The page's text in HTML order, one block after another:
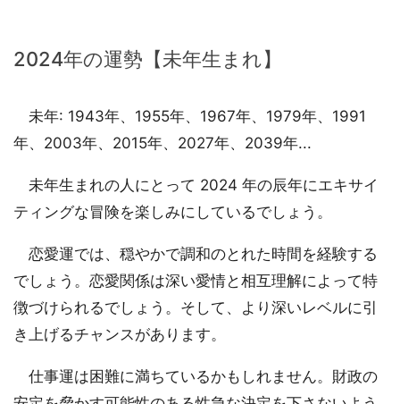
2024年の運勢【未年生まれ】
未年: 1943年、1955年、1967年、1979年、1991
年、2003年、2015年、2027年、2039年...
未年生まれの人にとって 2024 年の辰年にエキサイ
ティングな冒険を楽しみにしているでしょう。
恋愛運では、穏やかで調和のとれた時間を経験する
でしょう。恋愛関係は深い愛情と相互理解によって特
徴づけられるでしょう。そして、より深いレベルに引
き上げるチャンスがあります。
仕事運は困難に満ちているかもしれません。財政の